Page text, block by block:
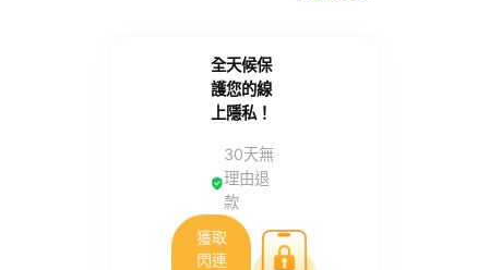
全天候保
護您的線
上隱私！
30天無
理由退
款
獲取
閃連